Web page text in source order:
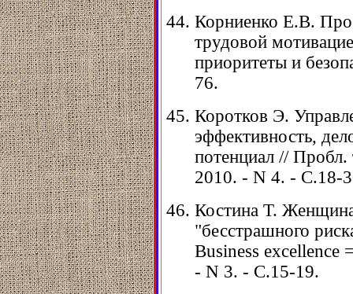
Корниенко Е.В.
трудовой
приоритеты и
76.
Коротков Э.
эффективность,
потенциал // Пробл.
2010. - N 4. - С.18-
Костина Т.
"бесстрашного
Business excellence
- N 3. - С.15-19.